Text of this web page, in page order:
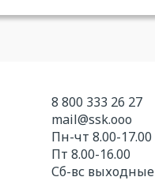
8 800 333 26 27
mail@ssk.ooo
Пн-чт 8.00-17.00
Пт 8.00-16.00
Сб-вс выходные